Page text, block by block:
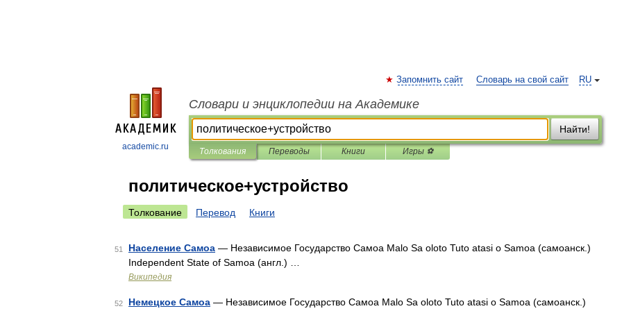
academic.ru
RU
Запомнить сайт Словарь на свой сайт
Словари и энциклопедии на Академике
Найти!
Толкования Переводы Книги Игры ⚽
политическое+устройство
Толкование Перевод Книги
51 Население Самоа — Независимое Государство Самоа Malo Sa oloto Tuto atasi o Samoa (самоанск.)
Independent State of Samoa (англ.) …
Википедия
52 Немецкое Самоа — Независимое Государство Самоа Malo Sa oloto Tuto atasi o Samoa (самоанск.)